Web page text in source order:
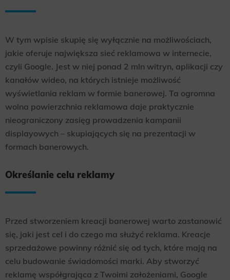
W tym wpisie skupię się wyłącznie na możliwościach,
jakie oferuje największa sieć reklamowa w internecie,
czyli Google. Jest w niej ponad 2 mln witryn, aplikacji czy
kanałów wideo, na których istnieje możliwość
wyświetlania reklam w formie banerowej. Ta ogromna
wolna powierzchnia reklamowa daje praktycznie
nieograniczony zasięg prowadzenia kampanii
displayowych – skupiających się na prezentacji w
formach banerowych.
Określanie celu reklamy
Przed stworzeniem kreacji banerowej warto zastanowić
się, jaki jest cel i do czego ma służyć reklama. Kreacje
sprzedażowe powinny różnić się od tych, które mają na
celu budowanie świadomości marki. Aby stworzyć
reklamę współgrająca z Twoimi założeniami, Google